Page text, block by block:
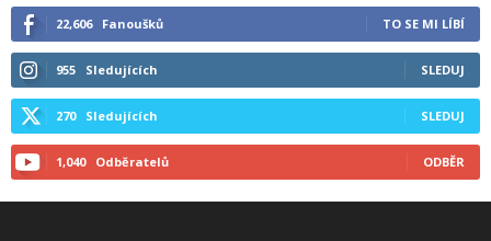
22,606 Fanoušků TO SE MI LÍBÍ
955 Sledujících SLEDUJ
270 Sledujících SLEDUJ
1,040 Odběratelů ODBĚR